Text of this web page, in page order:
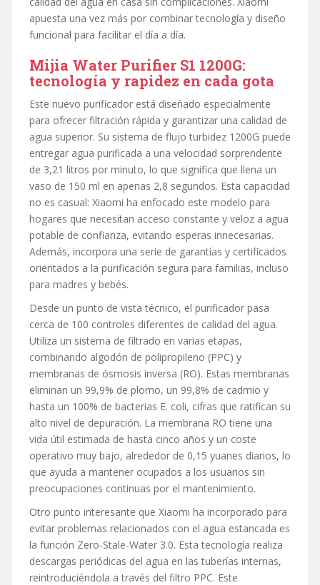
apuesta una vez más por combinar tecnología y diseño
funcional para facilitar el día a día.
Mijia Water Purifier S1 1200G:
tecnología y rapidez en cada gota
Este nuevo purificador está diseñado especialmente
para ofrecer filtración rápida y garantizar una calidad de
agua superior. Su sistema de flujo turbidez 1200G puede
entregar agua purificada a una velocidad sorprendente
de 3,21 litros por minuto, lo que significa que llena un
vaso de 150 ml en apenas 2,8 segundos. Esta capacidad
no es casual: Xiaomi ha enfocado este modelo para
hogares que necesitan acceso constante y veloz a agua
potable de confianza, evitando esperas innecesarias.
Además, incorpora una serie de garantías y certificados
orientados a la purificación segura para familias, incluso
para madres y bebés.
Desde un punto de vista técnico, el purificador pasa
cerca de 100 controles diferentes de calidad del agua.
Utiliza un sistema de filtrado en varias etapas,
combinando algodón de polipropileno (PPC) y
membranas de ósmosis inversa (RO). Estas membranas
eliminan un 99,9% de plomo, un 99,8% de cadmio y
hasta un 100% de bacterias E. coli, cifras que ratifican su
alto nivel de depuración. La membrana RO tiene una
vida útil estimada de hasta cinco años y un coste
operativo muy bajo, alrededor de 0,15 yuanes diarios, lo
que ayuda a mantener ocupados a los usuarios sin
preocupaciones continuas por el mantenimiento.
Otro punto interesante que Xiaomi ha incorporado para
evitar problemas relacionados con el agua estancada es
la función Zero-Stale-Water 3.0. Esta tecnología realiza
descargas periódicas del agua en las tuberías internas,
reintroduciéndola a través del filtro PPC. Este